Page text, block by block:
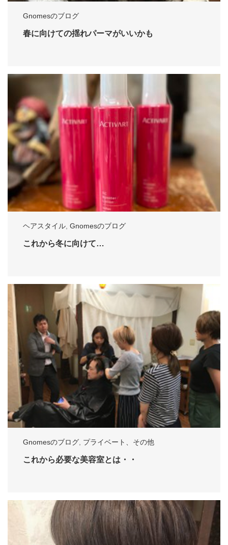
Gnomesのブログ
春に向けての揺れパーマがいいかも
ヘアスタイル Gnomesのブログ
これから冬に向けて…
Gnomesのブログ プライベート、その他
これから必要な美容室とは・・